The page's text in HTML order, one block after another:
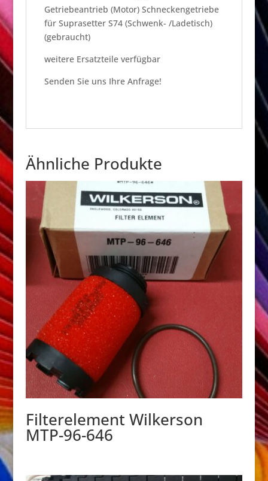
Getriebeantrieb (Motor) Schneckengetriebe
für Suprasetter S74 (Schwenk- /Ladetisch)
(gebraucht)
weitere Ersatzteile verfügbar
Senden Sie uns Ihre Anfrage!
Ähnliche Produkte
Filterelement Wilkerson
MTP-96-646